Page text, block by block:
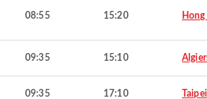
08:55 15:20
09:35 15:10
09:35 17:10 Taipei